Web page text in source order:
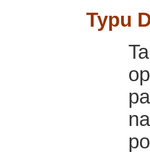
Typu